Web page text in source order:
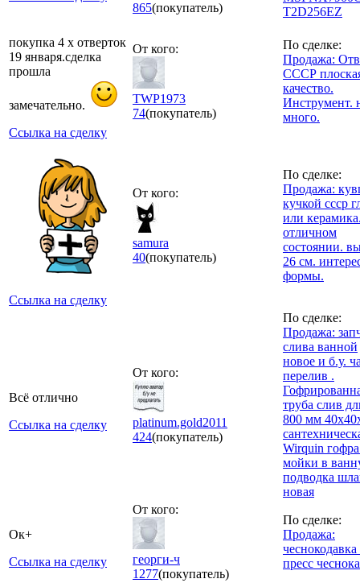
865(покупатель)
T2D256EZ
покупка 4 х отверток
19 января.сделка
прошла
замечательно.
Ссылка на сделку
От кого:
TWP1973
74(покупатель)
По сделке:
Продажа:
СССР
качество.
Инструмент.
много.
Ссылка на сделку
От кого:
samura
40(покупатель)
По сделке:
Продажа:
кучкой ссср
или
отличном
состоянии.
26 см.
формы.
Всё отлично
Ссылка на сделку
От кого:
platinum.gold2011
424(покупатель)
По сделке:
Продажа:
слива ванной
новое и б.у.
перелив .
труба слив
800 мм
Wirquin
мойки в
подводка
новая
Ок+
Ссылка на сделку
От кого:
георги-ч
1277(покупатель)
По сделке:
Продажа:
пресс чеснока